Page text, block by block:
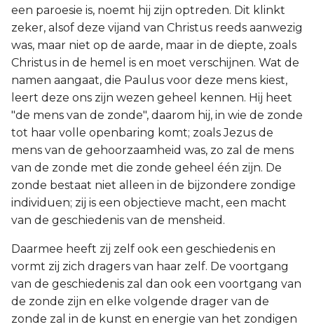
een paroesie is, noemt hij zijn optreden. Dit klinkt
zeker, alsof deze vijand van Christus reeds aanwezig
was, maar niet op de aarde, maar in de diepte, zoals
Christus in de hemel is en moet verschijnen. Wat de
namen aangaat, die Paulus voor deze mens kiest,
leert deze ons zijn wezen geheel kennen. Hij heet
"de mens van de zonde", daarom hij, in wie de zonde
tot haar volle openbaring komt; zoals Jezus de
mens van de gehoorzaamheid was, zo zal de mens
van de zonde met die zonde geheel één zijn. De
zonde bestaat niet alleen in de bijzondere zondige
individuen; zij is een objectieve macht, een macht
van de geschiedenis van de mensheid.
Daarmee heeft zij zelf ook een geschiedenis en
vormt zij zich dragers van haar zelf. De voortgang
van de geschiedenis zal dan ook een voortgang van
de zonde zijn en elke volgende drager van de
zonde zal in de kunst en energie van het zondigen